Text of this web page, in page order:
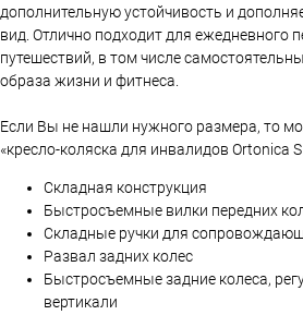
дополнительную устойчивость и
вид. Отлично подходит для ежедневного
путешествий, в том числе
образа жизни и фитнеса.
Если Вы не нашли нужного размера, то
«кресло-коляска для инвалидов Ortonica
Складная конструкция
Быстросъемные вилки передних
Складные ручки для
Развал задних колес
Быстросъемные задние колеса,
вертикали